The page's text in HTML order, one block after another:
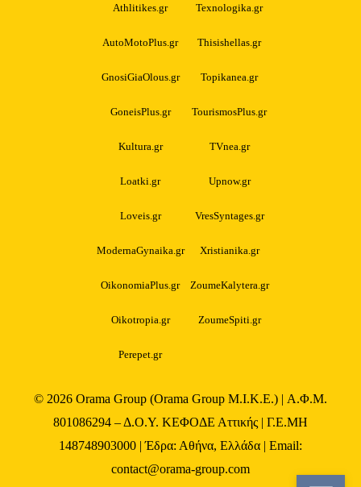
Athlitikes.gr Texnologika.gr
AutoMotoPlus.gr Thisishellas.gr
GnosiGiaOlous.gr Topikanea.gr
GoneisPlus.gr TourismosPlus.gr
Kultura.gr TVnea.gr
Loatki.gr Upnow.gr
Loveis.gr VresSyntages.gr
ModernaGynaika.gr Xristianika.gr
OikonomiaPlus.gr ZoumeKalytera.gr
Oikotropia.gr ZoumeSpiti.gr
Perepet.gr
© 2026 Orama Group (Orama Group Μ.Ι.Κ.Ε.) | Α.Φ.Μ.
801086294 – Δ.Ο.Υ. ΚΕΦΟΔΕ Αττικής | Γ.Ε.ΜΗ
148748903000 | Έδρα: Αθήνα, Ελλάδα | Email:
contact@orama-group.com